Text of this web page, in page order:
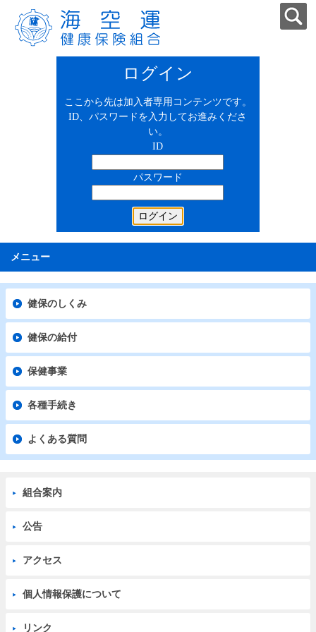
ログイン
ここから先は加入者専用コンテンツです。
ID、パスワードを入力してお進みくださ
い。
ID
パスワード
メニュー
健保のしくみ
健保の給付
保健事業
各種手続き
よくある質問
組合案内
公告
アクセス
個人情報保護について
リンク